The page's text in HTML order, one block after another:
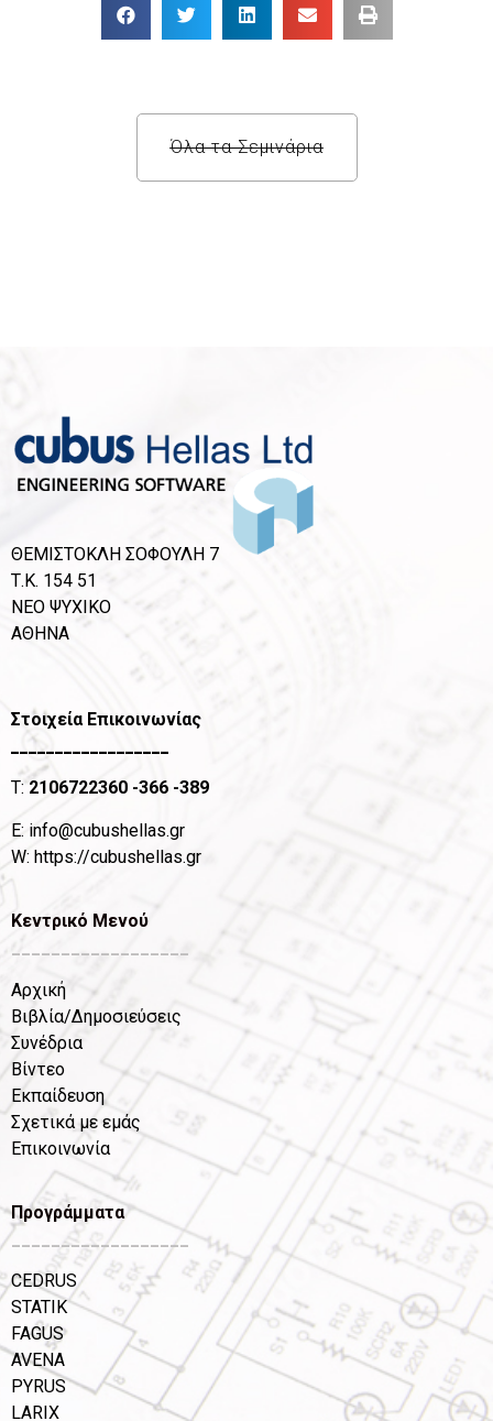
Όλα τα Σεμινάρια
ΘΕΜΙΣΤΟΚΛΗ ΣΟΦΟΥΛΗ 7
Τ.Κ. 154 51
ΝΕΟ ΨΥΧΙΚΟ
ΑΘΗΝΑ
Στοιχεία Επικοινωνίας
__________________
T:2106722360 -366 -389
Ε: info@cubushellas.gr
W: https://cubushellas.gr
Κεντρικό Μενού
Αρχική
Βιβλία/Δημοσιεύσεις
Συνέδρια
Βίντεο
Εκπαίδευση
Σχετικά με εμάς
Επικοινωνία
Προγράμματα
__________________
CEDRUS
STATIK
FAGUS
AVENA
PYRUS
LARIX